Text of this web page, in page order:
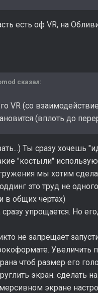
есть оф VR, на
сказал:
VR (со
(вплоть до
Ты сразу хочешь
"костыли"
мы хотим
это труд не
в общих чертах)
сразу упрощается. Но
не запрещает
Увеличить
чтоб размер его
экран. сделать
экране